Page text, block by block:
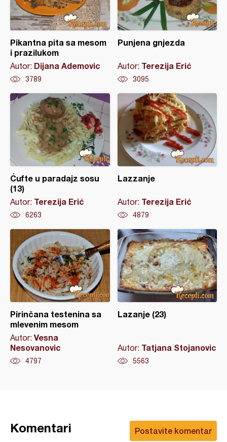
Pikantna pita sa mesom
i prazilukom
Autor: Dijana Ademovic
3789
Punjena gnjezda
Autor: Terezija Erić
3095
Ćufte u paradajz sosu
(13)
Autor: Terezija Erić
6263
Lazzanje
Autor: Terezija Erić
4879
Pirinčana testenina sa
mlevenim mesom
Autor: Vesna
Nesovanovic
4797
Lazanje (23)
Autor: Tatjana Stojanovic
5563
Postavite komentar
Komentari